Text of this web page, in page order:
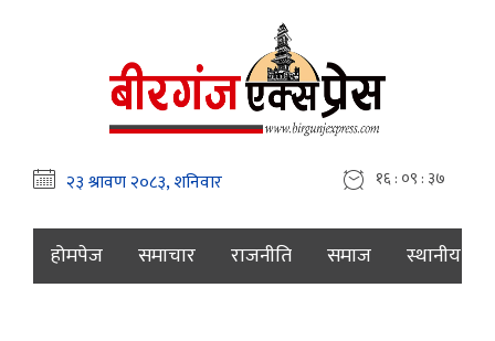
१६ : ०९ : ३८
होमपेज समाचार राजनीति समाज स्थानीय